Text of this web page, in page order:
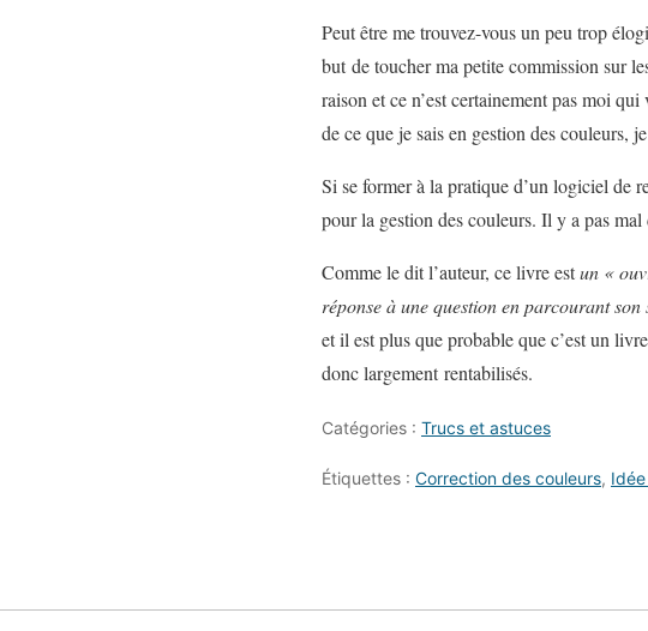
Peut être me trouvez-vous un peu trop
but de toucher ma petite commission sur
raison et ce n’est certainement pas moi
de ce que je sais en gestion des couleurs,
Si se former à la pratique d’un logiciel de
pour la gestion des couleurs. Il y a pas
Comme le dit l’auteur, ce livre estun «
réponse à une question en parcourant
et il est plus que probable que c’est un
donc largement rentabilisés.
Catégories : Trucs et astuces
Étiquettes : Correction des couleurs,